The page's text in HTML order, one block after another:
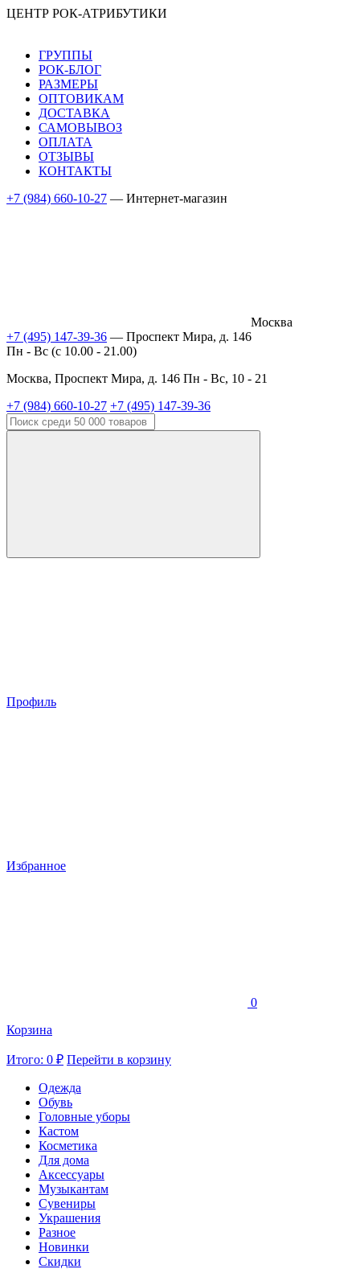
ЦЕНТР РОК-АТРИБУТИКИ
ГРУППЫ
РОК-БЛОГ
РАЗМЕРЫ
ОПТОВИКАМ
ДОСТАВКА
САМОВЫВОЗ
ОПЛАТА
ОТЗЫВЫ
КОНТАКТЫ
+7 (984) 660-10-27 — Интернет-магазин
Москва
+7 (495) 147-39-36 — Проспект Мира, д. 146
Пн - Вс (c 10.00 - 21.00)
Москва, Проспект Мира, д. 146 Пн - Вс, 10 - 21
+7 (984) 660-10-27 +7 (495) 147-39-36
Профиль
Избранное
0
Корзина
Итого: 0 ₽ Перейти в корзину
Одежда
Обувь
Головные уборы
Кастом
Косметика
Для дома
Аксессуары
Музыкантам
Сувениры
Украшения
Разное
Новинки
Скидки